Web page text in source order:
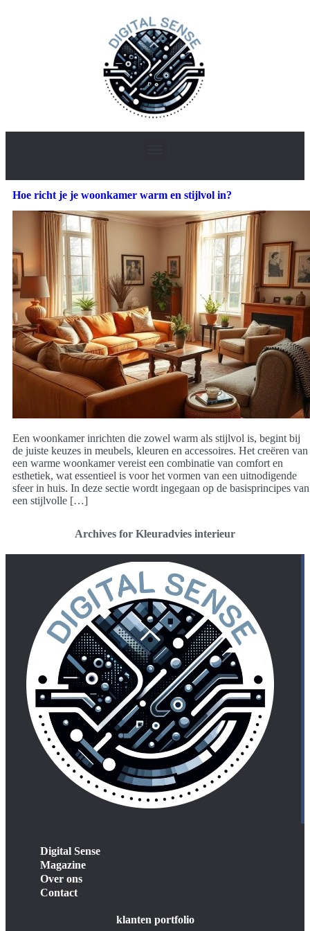
Hoe richt je je woonkamer warm en stijlvol in?
Een woonkamer inrichten die zowel warm als stijlvol is, begint bij
de juiste keuzes in meubels, kleuren en accessoires. Het creëren van
een warme woonkamer vereist een combinatie van comfort en
esthetiek, wat essentieel is voor het vormen van een uitnodigende
sfeer in huis. In deze sectie wordt ingegaan op de basisprincipes van
een stijlvolle […]
Archives for Kleuradvies interieur
Digital Sense
Magazine
Over ons
Contact
klanten portfolio